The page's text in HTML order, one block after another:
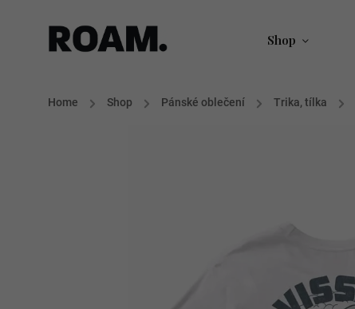
Shop
Home / Shop / Pánské oblečení / Trika, tílka /